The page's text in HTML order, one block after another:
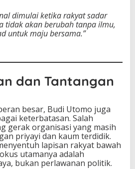
dimulai ketika rakyat sadar
tidak akan berubah tanpa ilmu,
untuk maju bersama.”
dan Tantangan
besar, Budi Utomo juga
keterbatasan. Salah
gerak organisasi yang masih
priyayi dan kaum terdidik.
lapisan rakyat bawah
utamanya adalah
bukan perlawanan politik.